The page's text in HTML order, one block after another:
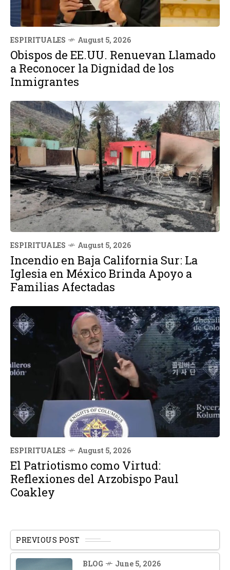
ESPIRITUALES August 5, 2026
Obispos de EE.UU. Renuevan Llamado
a Reconocer la Dignidad de los
Inmigrantes
ESPIRITUALES August 5, 2026
Incendio en Baja California Sur: La
Iglesia en México Brinda Apoyo a
Familias Afectadas
ESPIRITUALES August 5, 2026
El Patriotismo como Virtud:
Reflexiones del Arzobispo Paul
Coakley
PREVIOUS POST
BLOG June 5, 2026